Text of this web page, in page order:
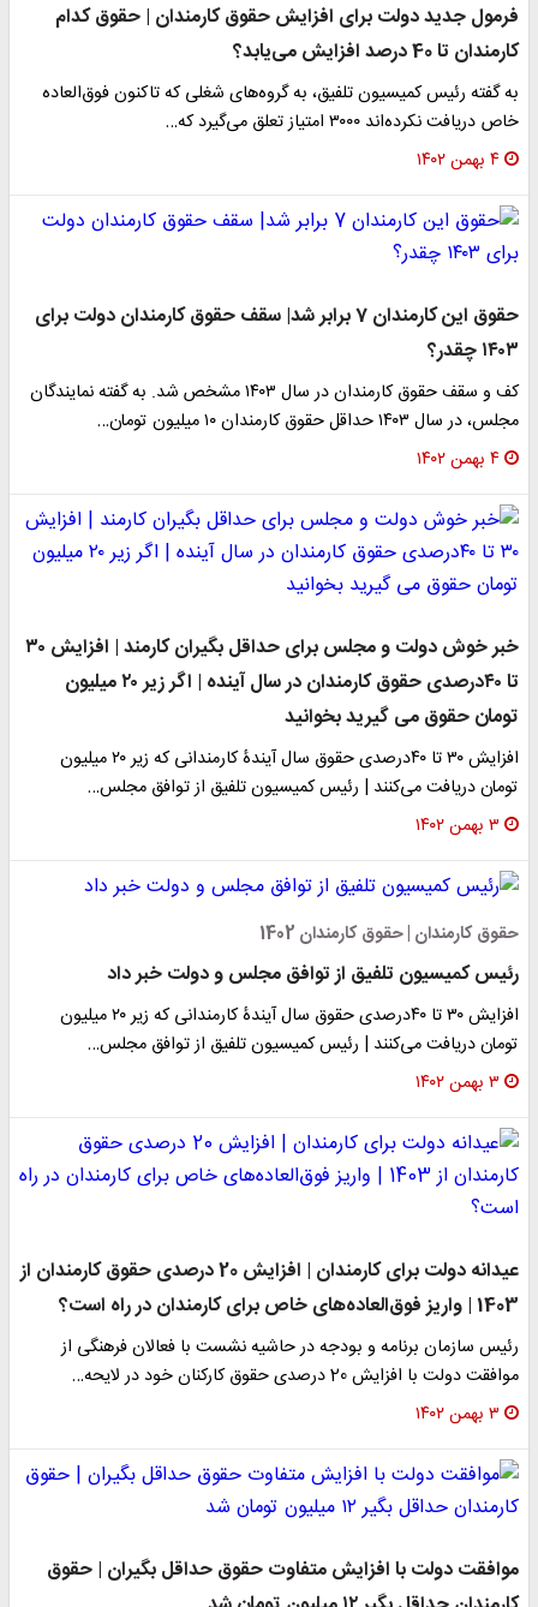
فرمول جدید دولت برای افزایش حقوق کارمندان | حقوق کدام
کارمندان تا 40 درصد افزایش می‌یابد؟
به گفته رئیس کمیسیون تلفیق، به گروه‌های شغلی که تاکنون فوق‌العاده
خاص دریافت نکرده‌اند ۳۰۰۰ امتیاز تعلق می‌گیرد که…
۴ بهمن ۱۴۰۲
حقوق این کارمندان 7 برابر شد| سقف حقوق کارمندان دولت برای
۱۴۰۳ چقدر؟
کف و سقف حقوق کارمندان در سال ۱۴۰۳ مشخص شد. به گفته نمایندگان
مجلس، در سال ۱۴۰۳ حداقل حقوق کارمندان ۱۰ میلیون تومان…
۴ بهمن ۱۴۰۲
خبر خوش دولت و مجلس برای حداقل بگیران کارمند | افزایش ۳۰
تا ۴۰درصدی حقوق کارمندان در سال آینده | اگر زیر ۲۰ میلیون
تومان حقوق می گیرید بخوانید
افزایش ۳۰ تا ۴۰درصدی حقوق سال آیندۀ کارمندانی که زیر ۲۰ میلیون
تومان دریافت می‌کنند | رئیس کمیسیون تلفیق از توافق مجلس…
۳ بهمن ۱۴۰۲
حقوق کارمندان | حقوق کارمندان 1402
رئیس کمیسیون تلفیق از توافق مجلس و دولت خبر داد
افزایش ۳۰ تا ۴۰درصدی حقوق سال آیندۀ کارمندانی که زیر ۲۰ میلیون
تومان دریافت می‌کنند | رئیس کمیسیون تلفیق از توافق مجلس…
۳ بهمن ۱۴۰۲
عیدانه دولت برای کارمندان | افزایش 20 درصدی حقوق کارمندان از
1403 | واریز فوق‌العاده‌های خاص برای کارمندان در راه است؟
رئیس سازمان برنامه و بودجه در حاشیه نشست با فعالان فرهنگی از
موافقت دولت با افزایش 20 درصدی حقوق کارکنان خود در لایحه…
۳ بهمن ۱۴۰۲
موافقت دولت با افزایش متفاوت حقوق حداقل بگیران | حقوق